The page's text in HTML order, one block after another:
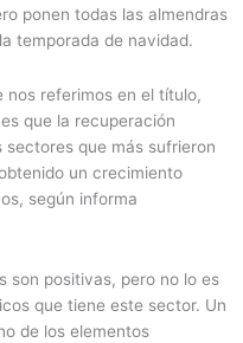
ponen todas las almendras
temporada de navidad.
nos referimos en el título,
que la recuperación
que más sufrieron
un crecimiento
según informa
son positivas, pero no lo es
que tiene este sector. Un
de los elementos